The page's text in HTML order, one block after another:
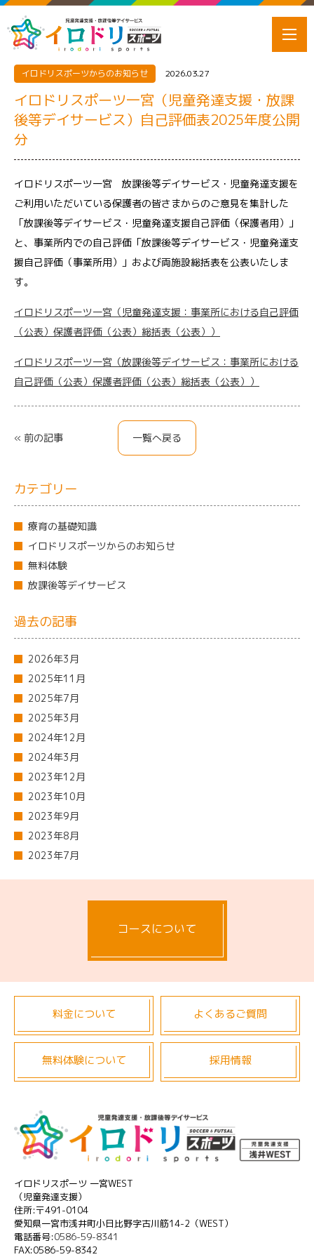
イロドリスポーツからのお知らせ 2026.03.27
イロドリスポーツ一宮（児童発達支援・放課
後等デイサービス）自己評価表2025年度公開
分
イロドリスポーツ一宮 放課後等デイサービス・児童発達支援を
ご利用いただいている保護者の皆さまからのご意見を集計した
「放課後等デイサービス・児童発達支援自己評価（保護者用）」
と、事業所内での自己評価「放課後等デイサービス・児童発達支
援自己評価（事業所用）」および両施設総括表を公表いたしま
す。
イロドリスポーツ一宮（児童発達支援：事業所における自己評価
（公表）保護者評価（公表）総括表（公表））
イロドリスポーツ一宮（放課後等デイサービス：事業所における
自己評価（公表）保護者評価（公表）総括表（公表））
« 前の記事 一覧へ戻る
カテゴリー
療育の基礎知識
イロドリスポーツからのお知らせ
無料体験
放課後等デイサービス
過去の記事
2026年3月
2025年11月
2025年7月
2025年3月
2024年12月
2024年3月
2023年12月
2023年10月
2023年9月
2023年8月
2023年7月
コースについて
料金について よくあるご質問
無料体験について 採用情報
イロドリスポーツ 一宮WEST
（児童発達支援）
住所:〒491-0104
愛知県一宮市浅井町小日比野字古川筋14-2（WEST）
電話番号:0586-59-8341
FAX:0586-59-8342